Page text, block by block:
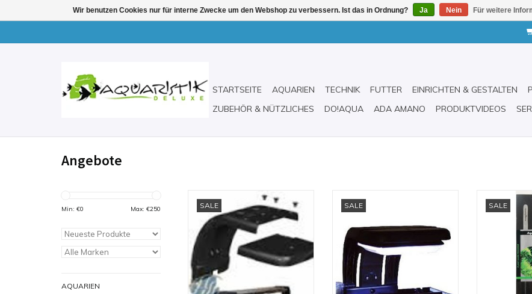
STARTSEITE AQUARIEN TECHNIK FUTTER EINRICHTEN & GESTALTEN
ZUBEHÖR & NÜTZLICHES
DO!AQUA ADA AMANO PRODUKTVIDEOS
Angebote
Min: €0 Max: €250
AQUARIEN
SALE
Suna ECO Befestigungsarm
ZUM WARENKORB HINZUFÜGEN
SALE
für Süßwasser-Nano-Aquarien
ZUM WARENKORB HINZUFÜGEN
SALE
Combi -
ZUM
Wir benutzen Cookies nur für interne Zwecke um den Webshop zu verbessern. Ist das in Ordnung? Ja Nein Für weitere